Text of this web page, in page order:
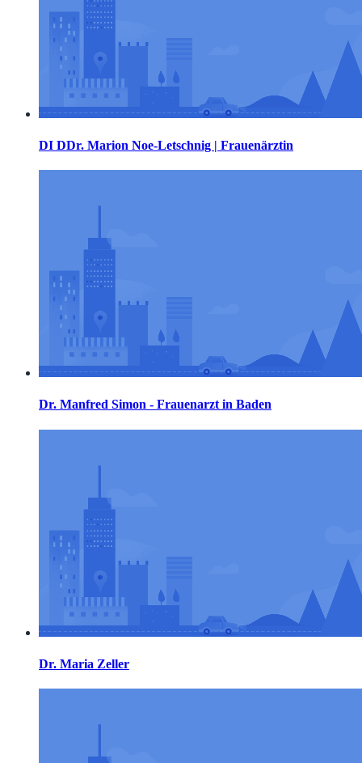
DI DDr. Marion Noe-Letschnig | Frauenärztin
Dr. Manfred Simon - Frauenarzt in Baden
Dr. Maria Zeller